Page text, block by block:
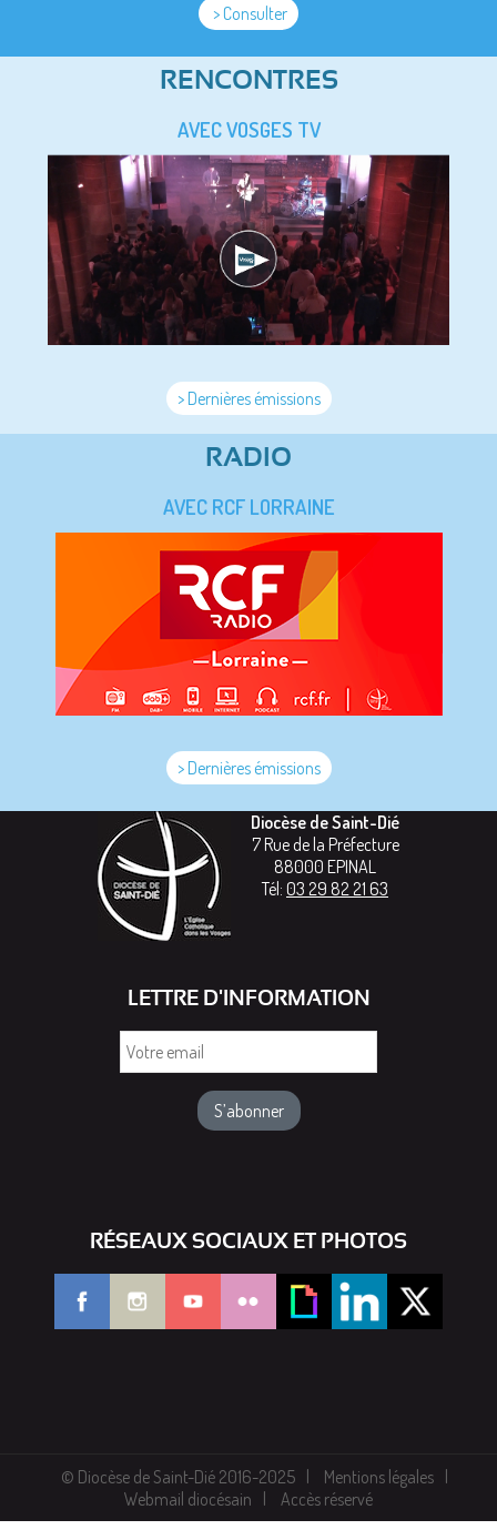
> Consulter
RENCONTRES
AVEC VOSGES TV
> Dernières émissions
RADIO
AVEC RCF LORRAINE
> Dernières émissions
Diocèse de Saint-Dié
7 Rue de la Préfecture
88000 EPINAL
Tél: 03 29 82 21 63
LETTRE D'INFORMATION
RÉSEAUX SOCIAUX ET PHOTOS
© Diocèse de Saint-Dié 2016-2025
Mentions légales
Webmail diocésain
Accès réservé